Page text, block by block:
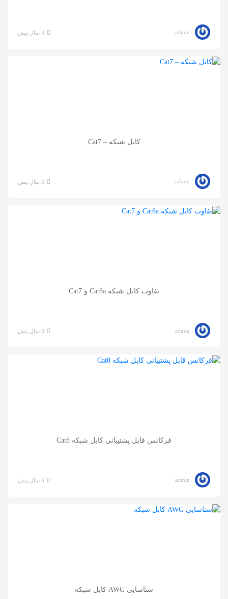
admin 3 سال پیش
کابل شبکه – Cat7
admin 3 سال پیش
تفاوت کابل شبکه Cat6a و Cat7
admin 3 سال پیش
فرکانس قابل پشتیبانی کابل شبکه Cat8
admin 3 سال پیش
شناسایی AWG کابل شبکه